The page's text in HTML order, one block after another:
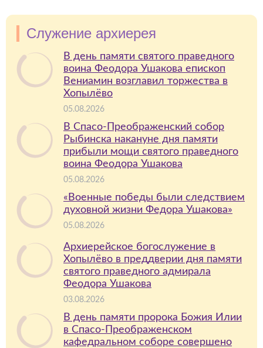
Служение архиерея
В день памяти святого праведного
воина Феодора Ушакова епископ
Вениамин возглавил торжества в
Хопылёво
05.08.2026
В Спасо-Преображенский собор
Рыбинска накануне дня памяти
прибыли мощи святого праведного
воина Феодора Ушакова
05.08.2026
«Военные победы были следствием
духовной жизни Федора Ушакова»
05.08.2026
Архиерейское богослужение в
Хопылёво в преддверии дня памяти
святого праведного адмирала
Феодора Ушакова
03.08.2026
В день памяти пророка Божия Илии
в Спасо-Преображенском
кафедральном соборе совершено